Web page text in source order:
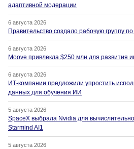
адаптивной модерации
6 августа 2026
Правительство создало рабочую группу
6 августа 2026
Moove привлекла $250 млн для развития
6 августа 2026
ИТ-компании предложили упростить
данных для обучения ИИ
5 августа 2026
SpaceX выбрала Nvidia для
Starmind AI1
5 августа 2026